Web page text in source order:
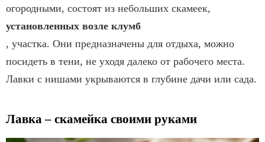
огородными, состоят из небольших скамеек,
установленных возле клумб
, участка. Они предназначены для отдыха, можно
посидеть в тени, не уходя далеко от рабочего места.
Лавки с нишами укрываются в глубине дачи или сада.
Лавка – скамейка своими руками